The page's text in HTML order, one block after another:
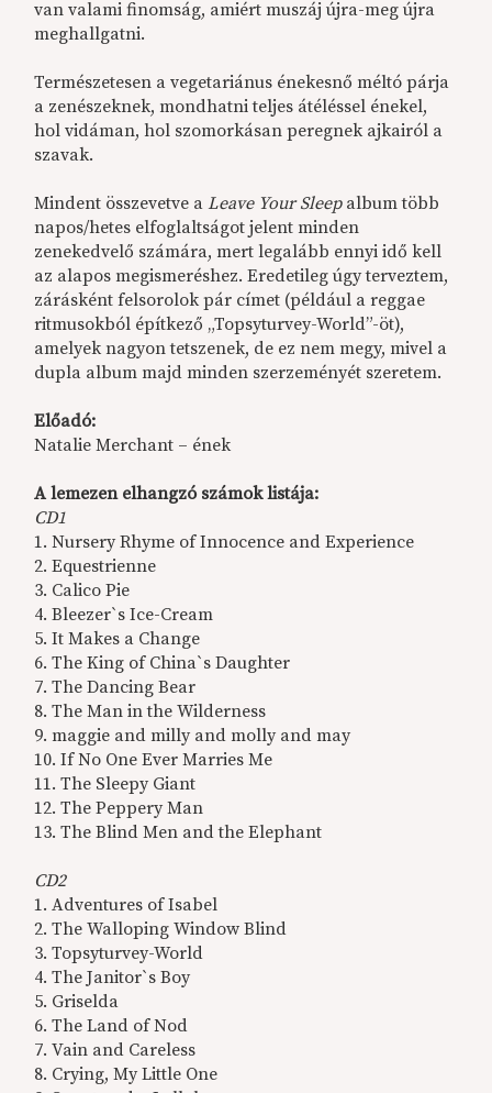
van valami finomság, amiért muszáj újra-meg újra
meghallgatni.
Természetesen a vegetariánus énekesnő méltó párja
a zenészeknek, mondhatni teljes átéléssel énekel,
hol vidáman, hol szomorkásan peregnek ajkairól a
szavak.
Mindent összevetve aLeave Your Sleepalbum több
napos/hetes elfoglaltságot jelent minden
zenekedvelő számára, mert legalább ennyi idő kell
az alapos megismeréshez. Eredetileg úgy terveztem,
zárásként felsorolok pár címet (például a reggae
ritmusokból építkező „Topsyturvey-World”-öt),
amelyek nagyon tetszenek, de ez nem megy, mivel a
dupla album majd minden szerzeményét szeretem.
Előadó:
Natalie Merchant – ének
A lemezen elhangzó számok listája:
CD1
1. Nursery Rhyme of Innocence and Experience
2. Equestrienne
3. Calico Pie
4. Bleezer`s Ice-Cream
5. It Makes a Change
6. The King of China`s Daughter
7. The Dancing Bear
8. The Man in the Wilderness
9. maggie and milly and molly and may
10. If No One Ever Marries Me
11. The Sleepy Giant
12. The Peppery Man
13. The Blind Men and the Elephant
CD2
1. Adventures of Isabel
2. The Walloping Window Blind
3. Topsyturvey-World
4. The Janitor`s Boy
5. Griselda
6. The Land of Nod
7. Vain and Careless
8. Crying, My Little One